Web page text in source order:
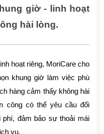
giờ - linh hoạt
hài lòng.
hoạt riêng, MoriCare cho
khung giờ làm việc phù
hàng cảm thấy không hài
công có thể yêu cầu đổi
đảm bảo sự thoải mái
vụ.